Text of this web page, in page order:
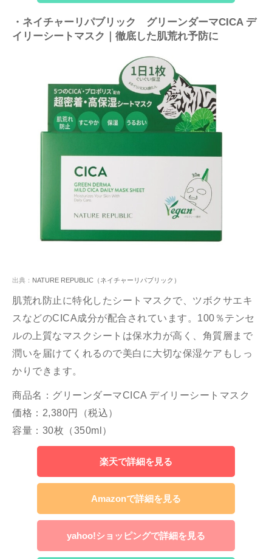
・ネイチャーリパブリック グリーンダーマCICA デ
イリーシートマスク｜徹底した肌荒れ予防に
出典： NATURE REPUBLIC（ネイチャーリパブリック）
肌荒れ防止に特化したシートマスクで、ツボクサエキ
スなどのCICA成分が配合されています。100％テンセ
ルの上質なマスクシートは保水力が高く、角質層まで
潤いを届けてくれるので美白に大切な保湿ケアもしっ
かりできます。
商品名：グリーンダーマCICA デイリーシートマスク
価格：2,380円（税込）
容量：30枚（350ml）
楽天で詳細を見る
Amazonで詳細を見る
yahoo!ショッピングで詳細を見る